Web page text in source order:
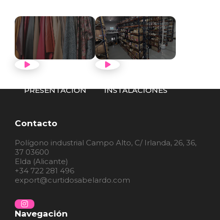
PRESENTACIÓN
INSTALACIONES
Contacto
Polígono industrial Campo Alto, C/ Irlanda, 26, 36,
37 03600
Elda (Alicante)
+34 722 281 496
export@curtidosabelardo.com
Navegación